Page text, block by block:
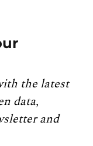
the latest
data,
and